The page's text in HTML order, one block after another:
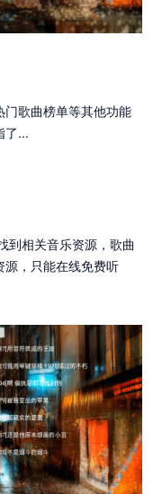
门歌曲榜单等其他功能
了...
到相关音乐资源，歌曲
，只能在线免费听